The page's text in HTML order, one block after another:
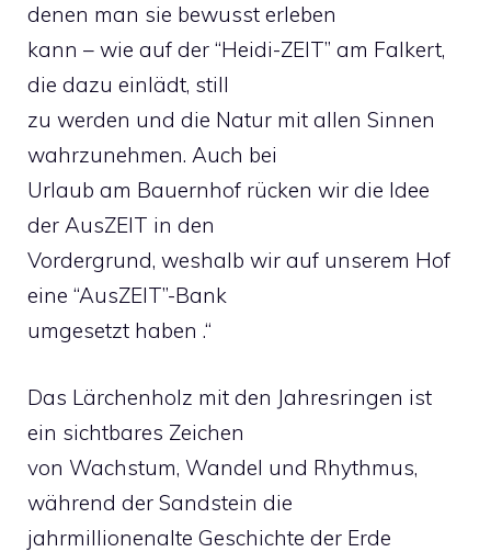
denen man sie bewusst erleben
kann – wie auf der “Heidi-ZEIT” am Falkert,
die dazu einlädt, still
zu werden und die Natur mit allen Sinnen
wahrzunehmen. Auch bei
Urlaub am Bauernhof rücken wir die Idee
der AusZEIT in den
Vordergrund, weshalb wir auf unserem Hof
eine “AusZEIT”-Bank
umgesetzt haben .“
Das Lärchenholz mit den Jahresringen ist
ein sichtbares Zeichen
von Wachstum, Wandel und Rhythmus,
während der Sandstein die
jahrmillionenalte Geschichte der Erde